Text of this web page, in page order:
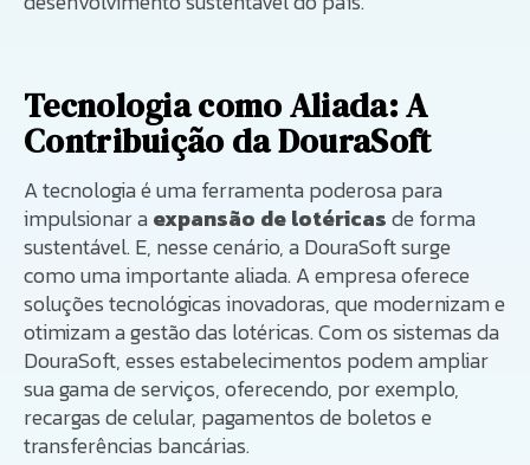
Tecnologia como Aliada: A
Contribuição da DouraSoft
A tecnologia é uma ferramenta poderosa para
impulsionar aexpansão de lotéricasde forma
sustentável. E, nesse cenário, a DouraSoft surge
como uma importante aliada. A empresa oferece
soluções tecnológicas inovadoras, que modernizam e
otimizam a gestão das lotéricas. Com os sistemas da
DouraSoft, esses estabelecimentos podem ampliar
sua gama de serviços, oferecendo, por exemplo,
recargas de celular, pagamentos de boletos e
transferências bancárias.